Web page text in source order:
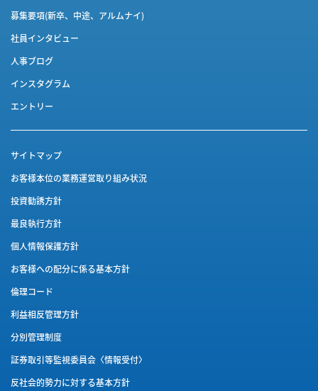
募集要項(新卒、中途、アルムナイ)
社員インタビュー
人事ブログ
インスタグラム
エントリー
サイトマップ
お客様本位の業務運営取り組み状況
投資勧誘方針
最良執行方針
個人情報保護方針
お客様への配分に係る基本方針
倫理コード
利益相反管理方針
分別管理制度
証券取引等監視委員会〈情報受付〉
反社会的勢力に対する基本方針